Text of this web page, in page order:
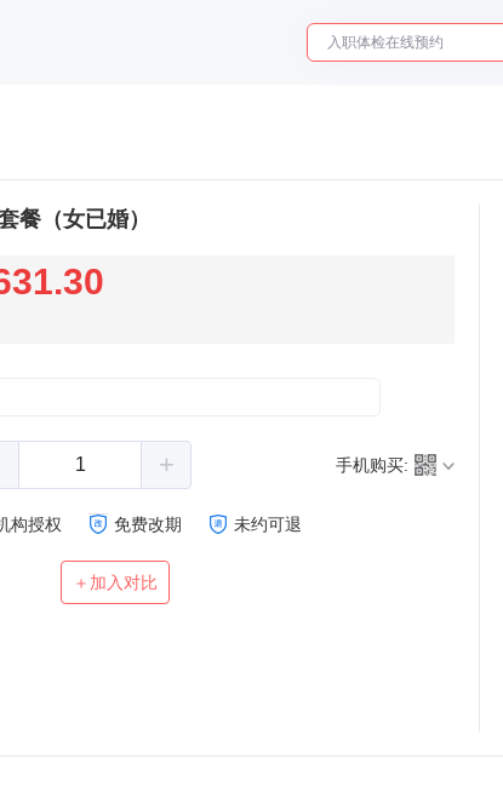
2025年了，给父母预约体检
餐（女已婚）
+ 手机购买:
构授权 免费改期 未约可退
＋加入对比